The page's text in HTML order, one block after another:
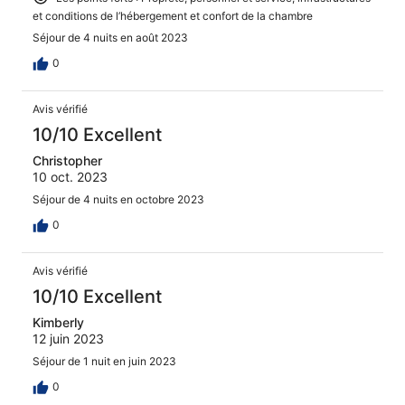
et conditions de l’hébergement et confort de la chambre
Séjour de 4 nuits en août 2023
0
Avis vérifié
10/10 Excellent
Christopher
10 oct. 2023
Séjour de 4 nuits en octobre 2023
0
Avis vérifié
10/10 Excellent
Kimberly
12 juin 2023
Séjour de 1 nuit en juin 2023
0